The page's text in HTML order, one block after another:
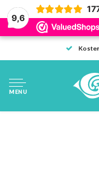
9,6
MENU